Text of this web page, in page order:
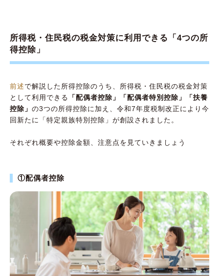
所得税・住民税の税金対策に利用できる「4つの所
得控除」
前述で解説した所得控除のうち、所得税・住民税の税金対策
として利用できる
「配偶者控除」「配偶者特別控除」「扶養
控除」 の3つの所得控除に加え、令和7年度税制改正により今
回新たに「特定親族特別控除」が創設されました。
それぞれ概要や控除金額、注意点を見ていきましょう
①配偶者控除